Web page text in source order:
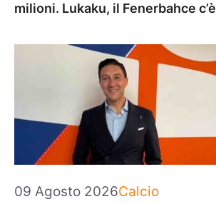
milioni. Lukaku, il Fenerbahce c’è
09 Agosto 2026Categorie
Calcio